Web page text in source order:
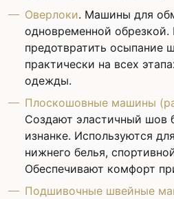
Оверлоки. Машины для
одновременной обрезкой.
предотвратить осыпание
практически на всех
одежды.
Плоскошовные машины
Создают эластичный шов
изнанке. Используются
нижнего белья,
Обеспечивают комфорт
Подшивочные швейные